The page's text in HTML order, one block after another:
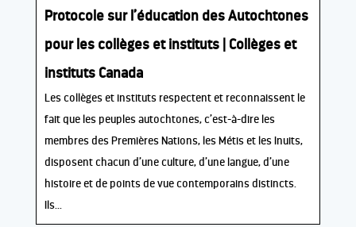
Protocole sur l’éducation des Autochtones
pour les collèges et instituts | Collèges et
instituts Canada
Les collèges et instituts respectent et reconnaissent le
fait que les peuples autochtones, c’est-à-dire les
membres des Premières Nations, les Métis et les Inuits,
disposent chacun d’une culture, d’une langue, d’une
histoire et de points de vue contemporains distincts.
Ils...